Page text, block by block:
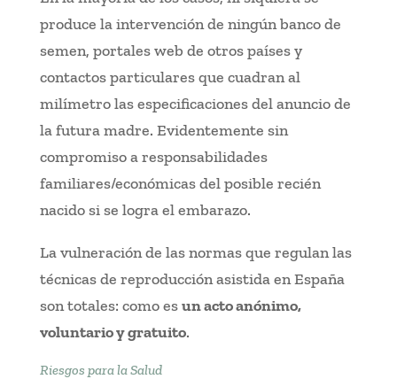
produce la intervención de ningún banco de
semen, portales web de otros países y
contactos particulares que cuadran al
milímetro las especificaciones del anuncio de
la futura madre. Evidentemente sin
compromiso a responsabilidades
familiares/económicas del posible recién
nacido si se logra el embarazo.
La vulneración de las normas que regulan las
técnicas de reproducción asistida en España
son totales: como esun acto anónimo,
voluntario y gratuito.
Riesgos para la Salud